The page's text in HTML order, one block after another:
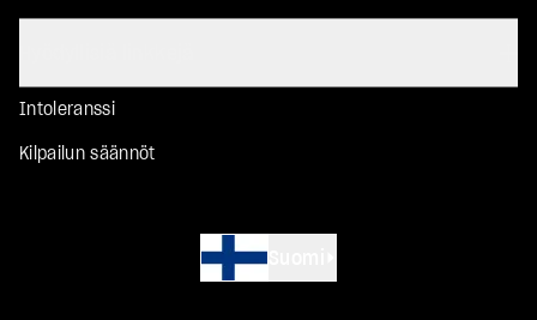
Intoleranssi
Kilpailun säännöt